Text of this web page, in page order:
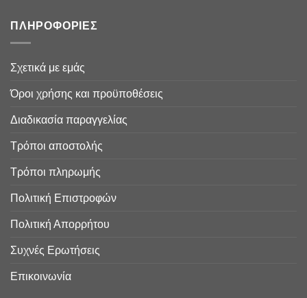
ΠΛΗΡΟΦΟΡΙΕΣ
Σχετικά με εμάς
Όροι χρήσης και προϋποθέσεις
Διαδικασία παραγγελίας
Τρόποι αποστολής
Τρόποι πληρωμής
Πολιτική Επιστροφών
Πολιτική Απορρήτου
Συχνές Ερωτήσεις
Επικοινωνία